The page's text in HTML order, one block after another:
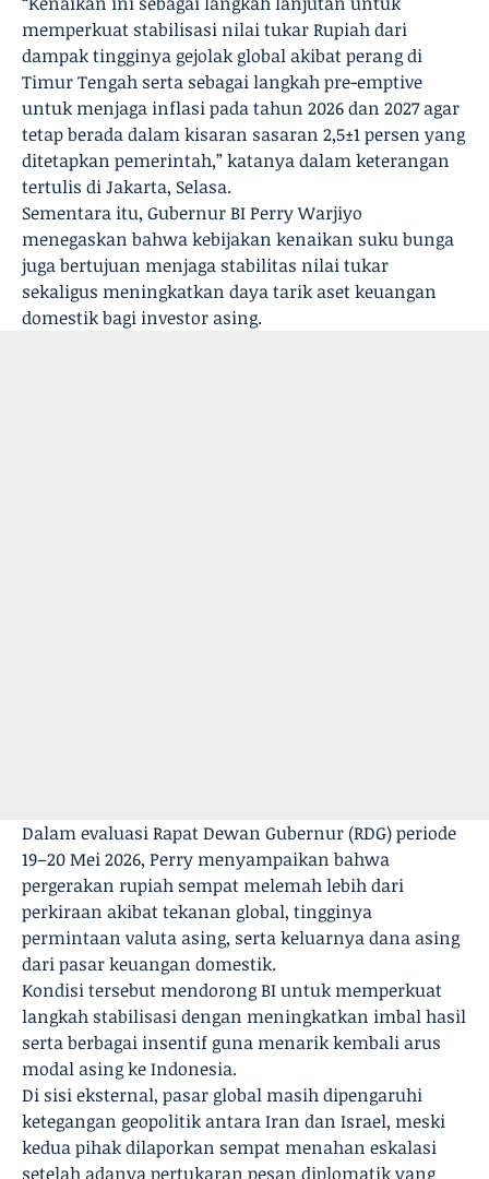
memperkuat stabilisasi nilai tukar Rupiah dari
dampak tingginya gejolak global akibat perang di
Timur Tengah serta sebagai langkah pre-emptive
untuk menjaga inflasi pada tahun 2026 dan 2027 agar
tetap berada dalam kisaran sasaran 2,5±1 persen yang
ditetapkan pemerintah,” katanya dalam keterangan
tertulis di Jakarta, Selasa.
Sementara itu, Gubernur BI Perry Warjiyo
menegaskan bahwa kebijakan kenaikan suku bunga
juga bertujuan menjaga stabilitas nilai tukar
sekaligus meningkatkan daya tarik aset keuangan
domestik bagi investor asing.
Dalam evaluasi Rapat Dewan Gubernur (RDG) periode
19–20 Mei 2026, Perry menyampaikan bahwa
pergerakan rupiah sempat melemah lebih dari
perkiraan akibat tekanan global, tingginya
permintaan valuta asing, serta keluarnya dana asing
dari pasar keuangan domestik.
Kondisi tersebut mendorong BI untuk memperkuat
langkah stabilisasi dengan meningkatkan imbal hasil
serta berbagai insentif guna menarik kembali arus
modal asing ke Indonesia.
Di sisi eksternal, pasar global masih dipengaruhi
ketegangan geopolitik antara Iran dan Israel, meski
kedua pihak dilaporkan sempat menahan eskalasi
setelah adanya pertukaran pesan diplomatik yang